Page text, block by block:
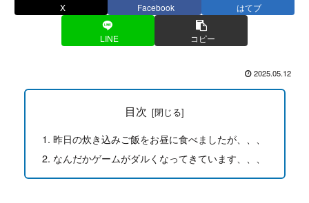
X Facebook はてブ
LINE コピー
2025.05.12
目次
昨日の炊き込みご飯をお昼に食べましたが、、、
なんだかゲームがダルくなってきています、、、